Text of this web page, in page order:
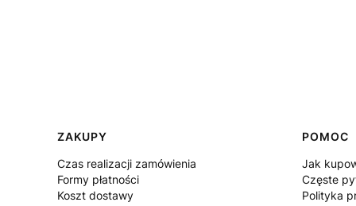
Linki w stopce
ZAKUPY
Czas realizacji zamówienia
Formy płatności
Koszt dostawy
POMOC
Jak
Częste
Polityka